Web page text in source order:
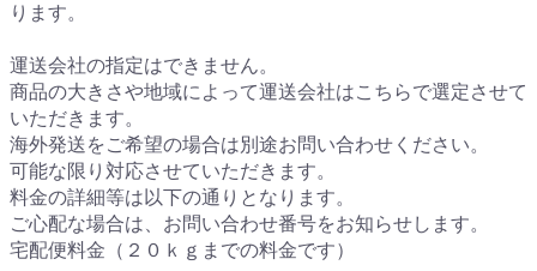
ります。
運送会社の指定はできません。
商品の大きさや地域によって運送会社はこちらで選定させて
いただきます。
海外発送をご希望の場合は別途お問い合わせください。
可能な限り対応させていただきます。
料金の詳細等は以下の通りとなります。
ご心配な場合は、お問い合わせ番号をお知らせします。
宅配便料金（２０ｋｇまでの料金です）